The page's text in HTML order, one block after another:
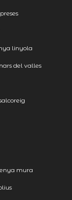
linyola
del valles
mura